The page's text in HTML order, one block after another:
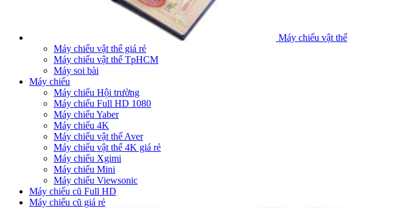
Máy chiếu vật thể
Máy chiếu vật thể giá rẻ
Máy chiếu vật thể TpHCM
Máy soi bài
Máy chiếu
Máy chiếu Hội trường
Máy chiếu Full HD 1080
Máy chiếu Yaber
Máy chiếu 4K
Máy chiếu vật thể Aver
Máy chiếu vật thể 4K giá rẻ
Máy chiếu Xgimi
Máy chiếu Mini
Máy chiếu Viewsonic
Máy chiếu cũ Full HD
Máy chiếu cũ giá rẻ